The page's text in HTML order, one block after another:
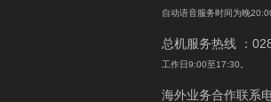
自动语音服务时间为晚
总机服务热线 ：
工作日9:00至17:30。
海外业务合作联系